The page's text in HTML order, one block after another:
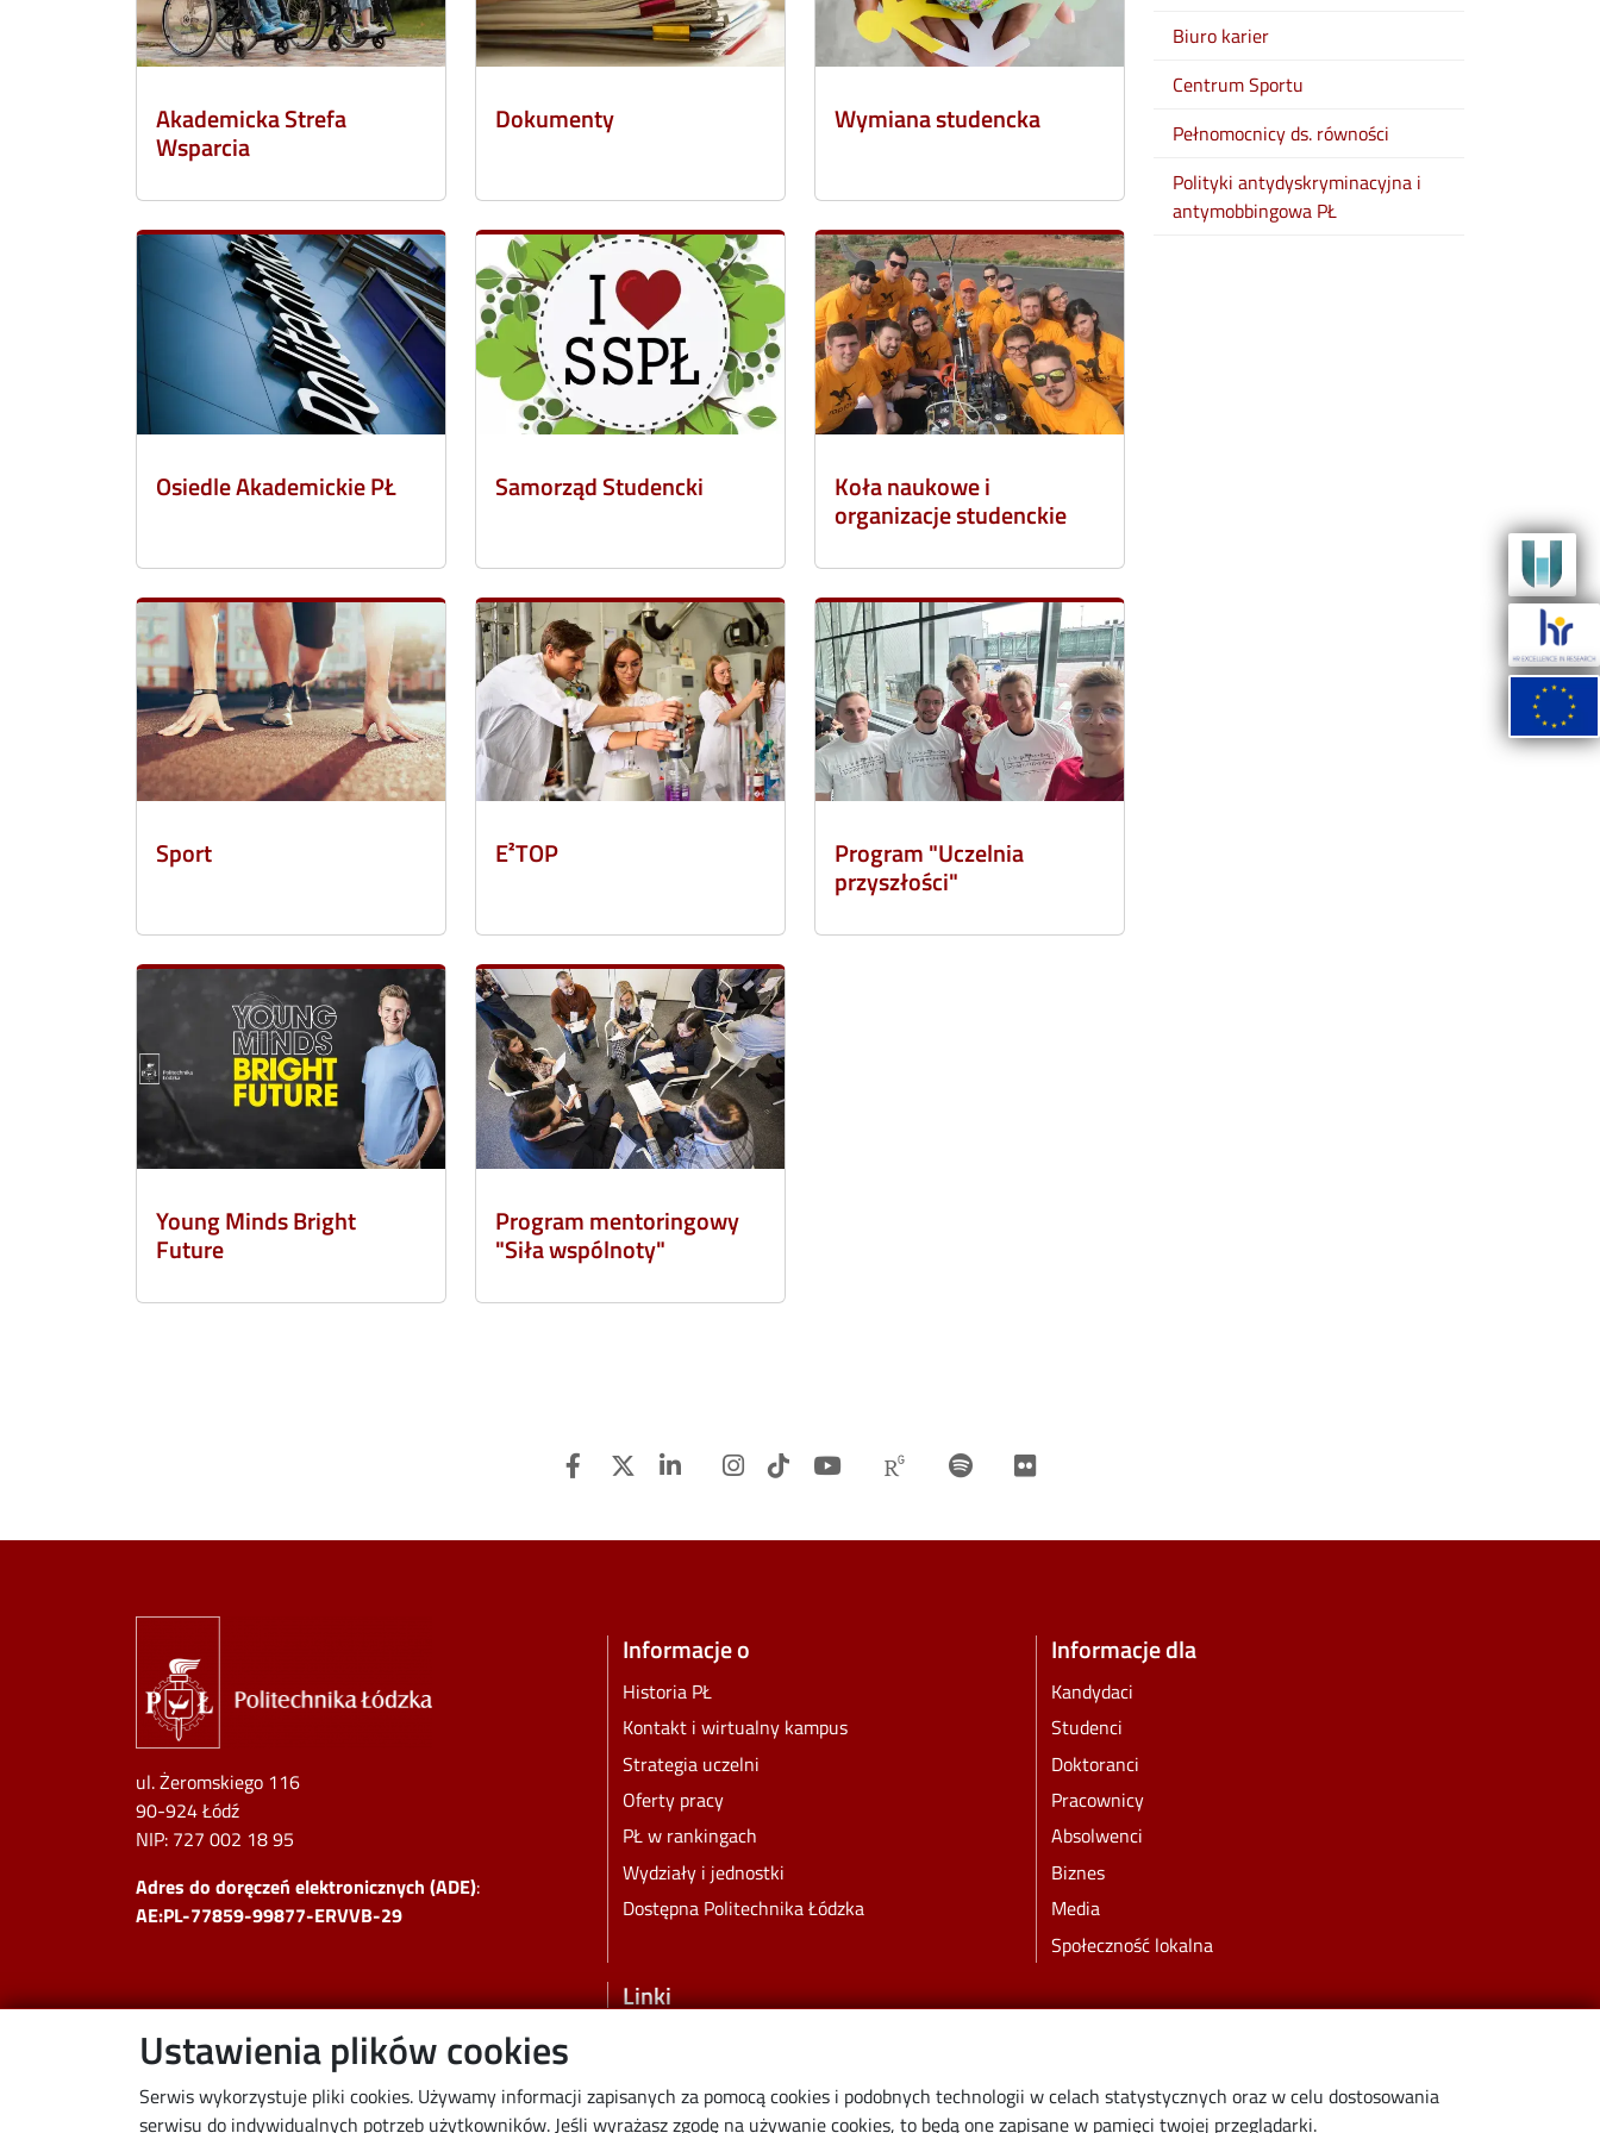
Ustawienia plików cookies
Serwis wykorzystuje pliki cookies. Używamy informacji zapisanych za pomocą cookies i podobnych technologii w celach statystycznych oraz w celu dostosowania
serwisu do indywidualnych potrzeb użytkowników. Jeśli wyrażasz zgodę na używanie cookies, to będą one zapisane w pamięci twojej przeglądarki.
Akademicka Strefa
Wsparcia
Dokumenty Wymiana studencka
Osiedle Akademickie PŁ Samorząd Studencki Koła naukowe i
organizacje studenckie
Sport E²TOP Program "Uczelnia
przyszłości"
Young Minds Bright
Future
Program mentoringowy
"Siła wspólnoty"
Biuro karier
Centrum Sportu
Pełnomocnicy ds. równości
Polityki antydyskryminacyjna i
antymobbingowa PŁ
Facebook
Twitter LinkedinInstagram
TiTok Youtube Researchgate
Spotify
ul. Żeromskiego 116
90-924 Łódź
NIP: 727 002 18 95
Adres do doręczeń elektronicznych (ADE):
AE:PL-77859-99877-ERVVB-29
Informacje o
Historia PŁ
Kontakt i wirtualny kampus
Strategia uczelni
Oferty pracy
PŁ w rankingach
Wydziały i jednostki
Dostępna Politechnika Łódzka
Informacje dla
Kandydaci
Studenci
Doktoranci
Pracownicy
Absolwenci
Biznes
Media
Społeczność lokalna
Linki
Biblioteka PŁ